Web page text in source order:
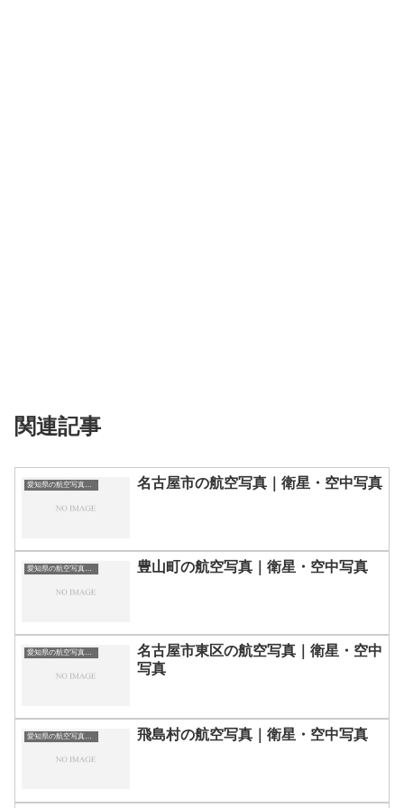
関連記事
愛知県の航空写真・空中写真 名古屋市の航空写真｜衛星・空中写真
愛知県の航空写真・空中写真 豊山町の航空写真｜衛星・空中写真
愛知県の航空写真・空中写真
名古屋市東区の航空写真｜衛星・空中
写真
愛知県の航空写真・空中写真 飛島村の航空写真｜衛星・空中写真